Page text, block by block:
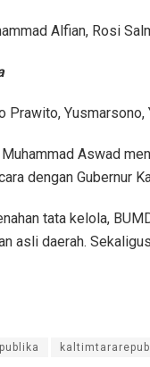
Alfian, Rosi
Prawito, Yusmarsono,
Aswad
dengan Gubernur
tata kelola,
asli daerah.